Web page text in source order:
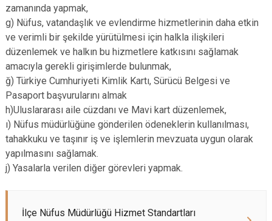
zamanında yapmak,
g) Nüfus, vatandaşlık ve evlendirme hizmetlerinin daha etkin
ve verimli bir şekilde yürütülmesi için halkla ilişkileri
düzenlemek ve halkın bu hizmetlere katkısını sağlamak
amacıyla gerekli girişimlerde bulunmak,
ğ) Türkiye Cumhuriyeti Kimlik Kartı, Sürücü Belgesi ve
Pasaport başvurularını almak
h)Uluslararası aile cüzdanı ve Mavi kart düzenlemek,
ı) Nüfus müdürlüğüne gönderilen ödeneklerin kullanılması,
tahakkuku ve taşınır iş ve işlemlerin mevzuata uygun olarak
yapılmasını sağlamak.
j) Yasalarla verilen diğer görevleri yapmak.
İlçe Nüfus Müdürlüğü Hizmet Standartları